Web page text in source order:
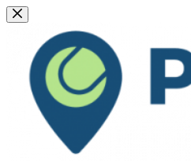
Zum
Inhalt
springen